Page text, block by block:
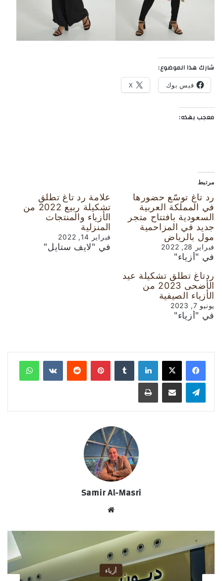
شارك هذا الموضوع:
فيس بوك X
معجب بهذه:
مرتبط
رد تاغ توسّع حضورها
في المملكة العربية
السعودية بافتتاح متجر
جديد في المزاحمية
مول بالرياض
فبراير 28, 2022
في "أزياء"
علامة رد تاغ تطلق
تشكيلة ربيع 2022 من
الأزياء والمنتجات
المنزلية
فبراير 14, 2022
في "لايف ستايل"
ردتاغ تطلق تشكيلة عيد
الأضحى 2023 من
الأزياء الصيفية
يونيو 7, 2023
في "أزياء"
لينكدإن بينتيريست
Samir Al-Masri
الوي
ب
أزياء